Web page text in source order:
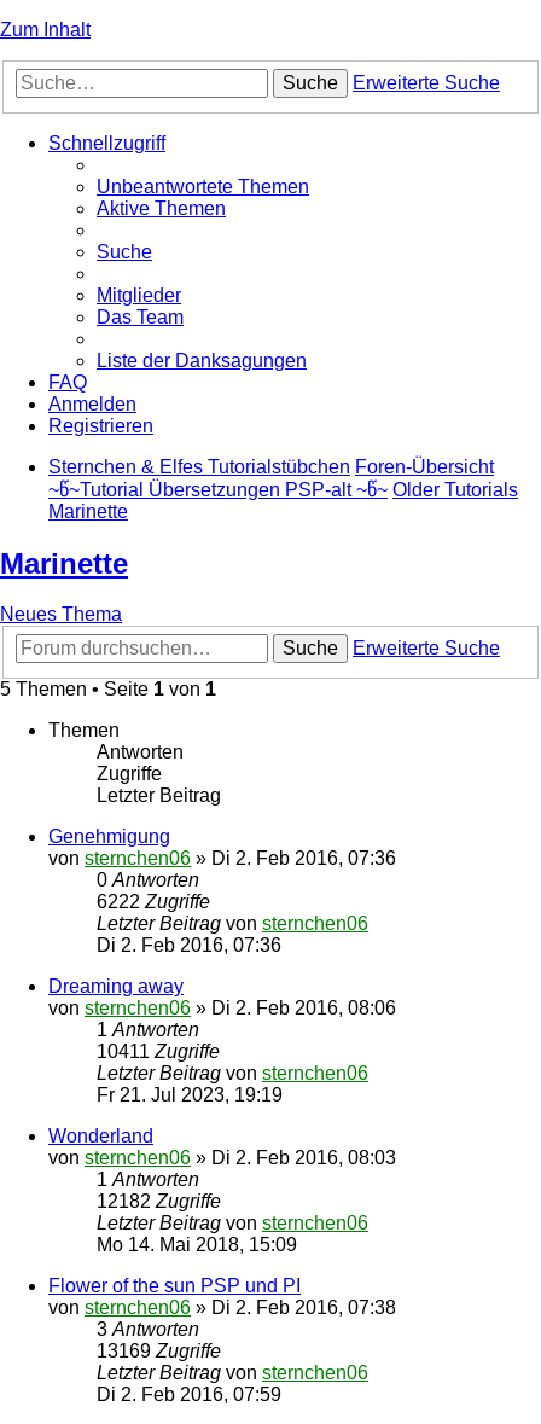
Zum Inhalt
Suche Erweiterte Suche
Schnellzugriff
Unbeantwortete Themen
Aktive Themen
Suche
Mitglieder
Das Team
Liste der Danksagungen
FAQ
Anmelden
Registrieren
Sternchen & Elfes Tutorialstübchen Foren-Übersicht
~წ~Tutorial Übersetzungen PSP-alt ~წ~ Older Tutorials
Marinette
Marinette
Neues Thema
Suche
Erweiterte Suche
5 Themen • Seite 1 von 1
Themen
Antworten
Zugriffe
Letzter Beitrag
Genehmigung
von sternchen06 » Di 2. Feb 2016, 07:36
0 Antworten
6222 Zugriffe
Letzter Beitrag von sternchen06
Di 2. Feb 2016, 07:36
Dreaming away
von sternchen06 » Di 2. Feb 2016, 08:06
1 Antworten
10411 Zugriffe
Letzter Beitrag von sternchen06
Fr 21. Jul 2023, 19:19
Wonderland
von sternchen06 » Di 2. Feb 2016, 08:03
1 Antworten
12182 Zugriffe
Letzter Beitrag von sternchen06
Mo 14. Mai 2018, 15:09
Flower of the sun PSP und PI
von sternchen06 » Di 2. Feb 2016, 07:38
3 Antworten
13169 Zugriffe
Letzter Beitrag von sternchen06
Di 2. Feb 2016, 07:59